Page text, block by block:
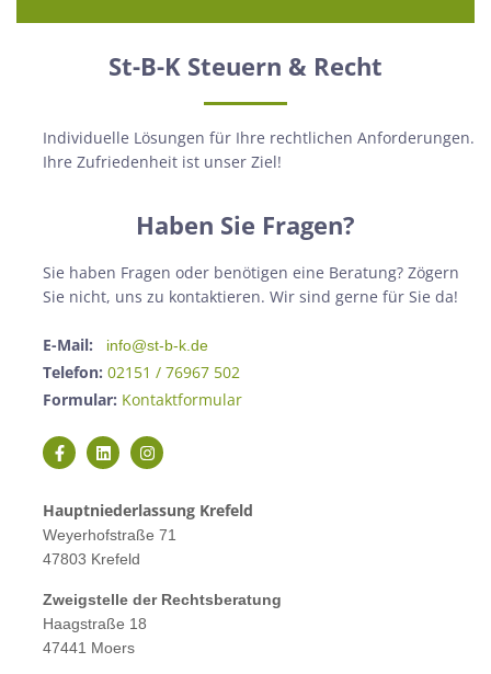
St-B-K Steuern & Recht
Individuelle Lösungen für Ihre rechtlichen Anforderungen.
Ihre Zufriedenheit ist unser Ziel!
Haben Sie Fragen?
Sie haben Fragen oder benötigen eine Beratung? Zögern
Sie nicht, uns zu kontaktieren. Wir sind gerne für Sie da!
E-Mail: info@st-b-k.de
Telefon: 02151 / 76967 502
Formular: Kontaktformular
Hauptniederlassung Krefeld
Weyerhofstraße 71
47803 Krefeld
Zweigstelle der Rechtsberatung
Haagstraße 18
47441 Moers